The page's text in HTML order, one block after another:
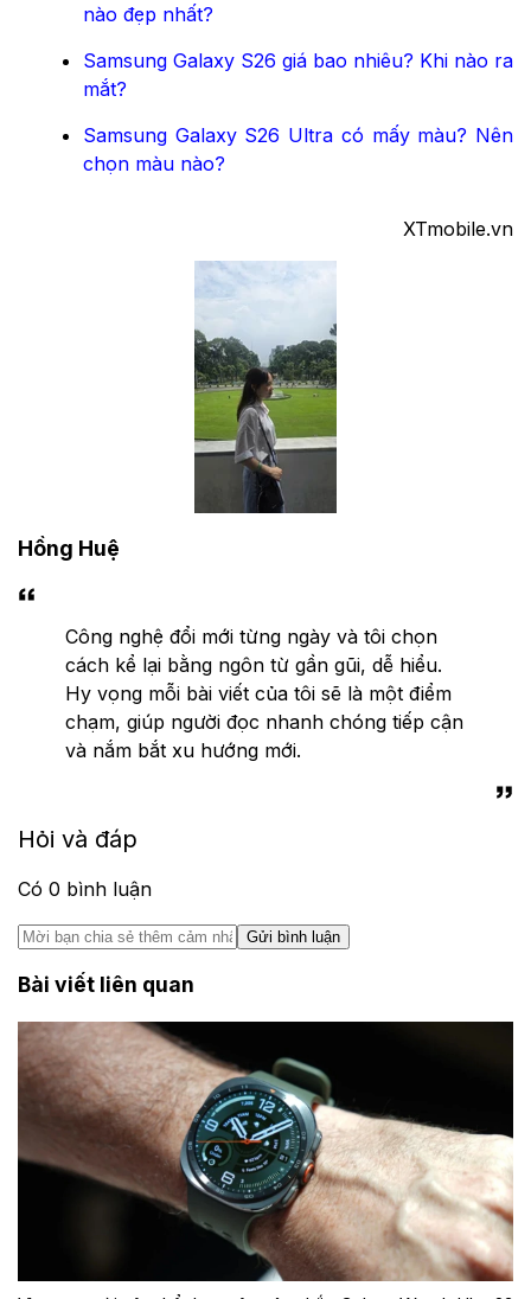
nào đẹp nhất?
Samsung Galaxy S26 giá bao nhiêu? Khi nào ra
mắt?
Samsung Galaxy S26 Ultra có mấy màu? Nên
chọn màu nào?
XTmobile.vn
Hồng Huệ
Công nghệ đổi mới từng ngày và tôi chọn
cách kể lại bằng ngôn từ gần gũi, dễ hiểu.
Hy vọng mỗi bài viết của tôi sẽ là một điểm
chạm, giúp người đọc nhanh chóng tiếp cận
và nắm bắt xu hướng mới.
Hỏi và đáp
Có 0 bình luận
Gửi bình luận
Bài viết liên quan